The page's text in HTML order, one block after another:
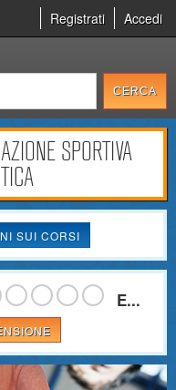
Registrati Accedi
SPORTIVA
SUI CORSI
E...